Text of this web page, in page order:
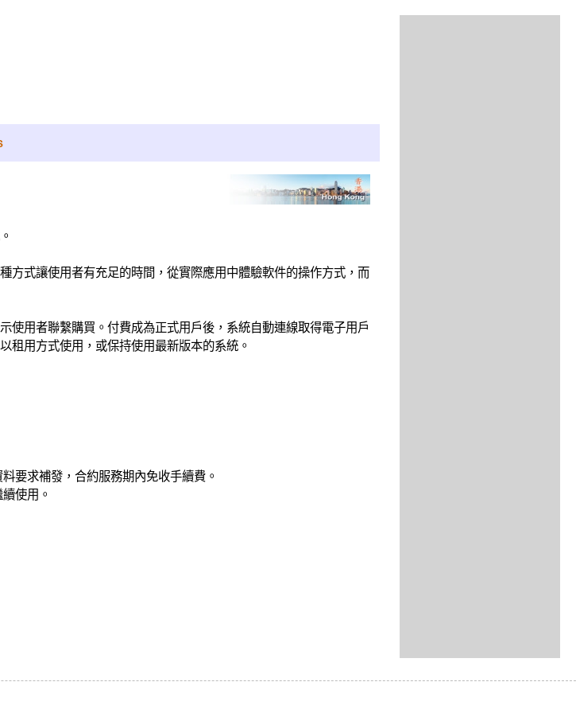
方式讓使用者有充足的時間，從實際應用中體驗軟件的操作方式，而
使用者聯繫購買。付費成為正式用戶後，系統自動連線取得電子用戶
租用方式使用，或保持使用最新版本的系統。
要求補發，合約服務期內免收手續費。
使用。